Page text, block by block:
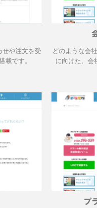
せや注文を受
載です。
どのような会
に向けた、会
プ